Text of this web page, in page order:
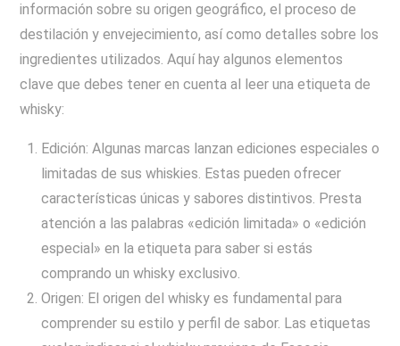
información sobre su origen geográfico, el proceso de
destilación y envejecimiento, así como detalles sobre los
ingredientes utilizados. Aquí hay algunos elementos
clave que debes tener en cuenta al leer una etiqueta de
whisky:
Edición: Algunas marcas lanzan ediciones especiales o
limitadas de sus whiskies. Estas pueden ofrecer
características únicas y sabores distintivos. Presta
atención a las palabras «edición limitada» o «edición
especial» en la etiqueta para saber si estás
comprando un whisky exclusivo.
Origen: El origen del whisky es fundamental para
comprender su estilo y perfil de sabor. Las etiquetas